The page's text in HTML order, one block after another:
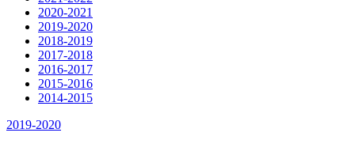
2020-2021
2019-2020
2018-2019
2017-2018
2016-2017
2015-2016
2014-2015
2019-2020